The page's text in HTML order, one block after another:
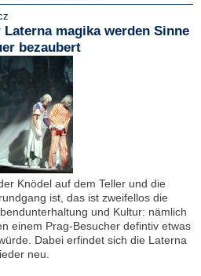
magika werden Sinne
bezaubert
Knödel auf dem Teller und die
ist, das ist zweifellos die
und Kultur: nämlich
einem Prag-Besucher defintiv etwas
Dabei erfindet sich die Laterna
neu.